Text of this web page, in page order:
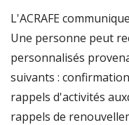
L'ACRAFE
Une personne peut
personnalisés
suivants :
rappels d'activités
rappels de